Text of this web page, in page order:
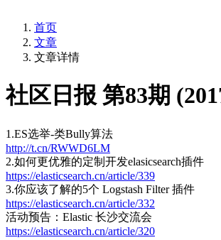
首页
文章
文章详情
社区日报 第83期
1.ES选举-类Bully算法
http://t.cn/RWWD6LM
2.如何更优雅的定制开发elasicsearch插件
https://elasticsearch.cn/article/339
3.你应该了解的5个 Logstash Filter 插件
https://elasticsearch.cn/article/332
活动预告：Elastic 长沙交流会
https://elasticsearch.cn/article/320